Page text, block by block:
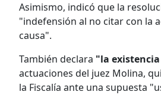
Asimismo, indicó que la
"indefensión al no citar con la
causa".
También declara "la
actuaciones del juez Molina,
la Fiscalía ante una supuesta